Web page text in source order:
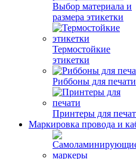
Выбор материала и
размера этикетки
Термостойкие
этикетки
Риббоны для печати
Принтеры для
Маркировка провода и